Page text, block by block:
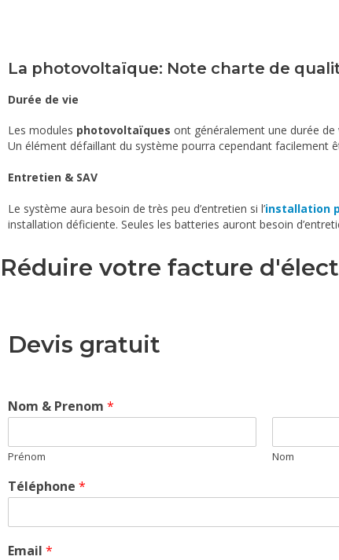
La photovoltaïque: Note charte de
Durée de vie
Les modules photovoltaïques ont généralement une durée
Un élément défaillant du système pourra cependant facilement
Entretien & SAV
Le système aura besoin de très peu d’entretien si l’installation
installation déficiente. Seules les batteries auront besoin
Réduire votre facture
Devis gratuit
Nom & Prenom *
Prénom Nom
Téléphone *
Email *